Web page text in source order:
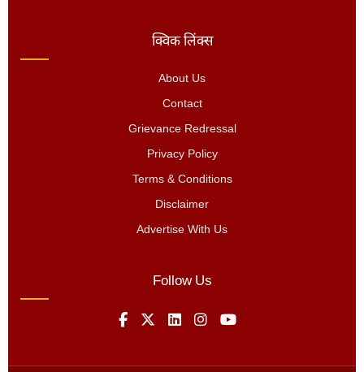
क्विक लिंक्स
About Us
Contact
Grievance Redressal
Privacy Policy
Terms & Conditions
Disclaimer
Advertise With Us
Follow Us